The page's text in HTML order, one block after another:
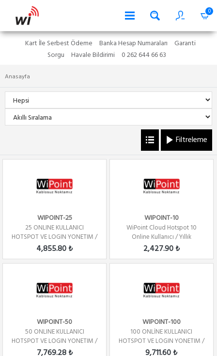
0
Kart İle Serbest Ödeme Banka Hesap Numaraları
Garanti
Sorgu
Havale Bildirimi 0 262 644 66 63
Anasayfa
Filtreleme
WIPOINT-25
25 ONLINE KULLANICI
HOTSPOT VE LOGIN YONETIM /
YILLIK
4,855.80 ₺
WIPOINT-10
WiPoint Cloud Hotspot 10
Online Kullanıcı / Yıllık
2,427.90 ₺
WIPOINT-50
50 ONLINE KULLANICI
HOTSPOT VE LOGIN YONETIM /
YILLIK
7,769.28 ₺
WIPOINT-100
100 ONLİNE KULLANICI
HOTSPOT VE LOGIN YONETIM /
YILLIK
9,711.60 ₺